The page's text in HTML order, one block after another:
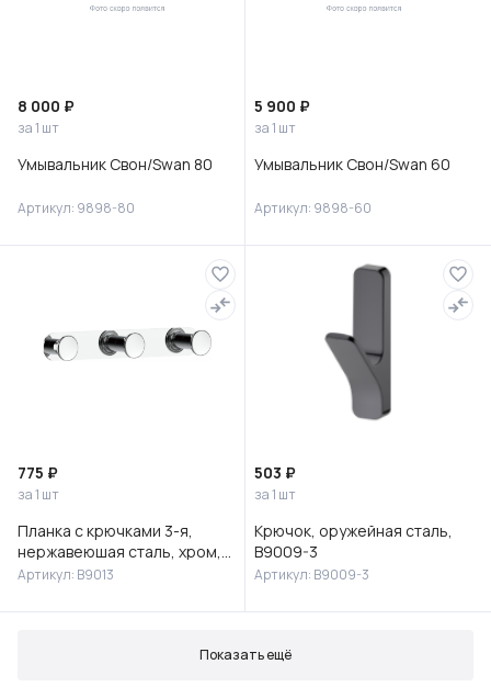
8 000 ₽
за 1 шт
Умывальник Свон/Swan 80
Артикул: 9898-80
5 900 ₽
за 1 шт
Умывальник Свон/Swan 60
Артикул: 9898-60
775 ₽
за 1 шт
Планка с крючками 3-я,
нержавеюшая сталь, хром,
B9013
Артикул: B9013
503 ₽
за 1 шт
Крючок, оружейная сталь,
B9009-3
Артикул: B9009-3
Показать ещё